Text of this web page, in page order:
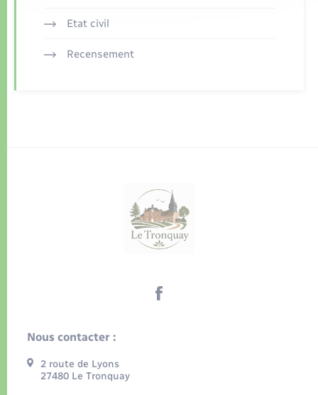
Etat civil
Recensement
Nous contacter :
2 route de Lyons
27480 Le Tronquay